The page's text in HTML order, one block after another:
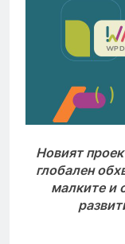
Новият
глобален
малките и